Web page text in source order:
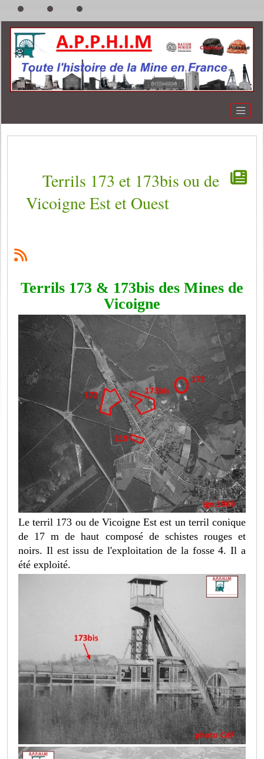
Terrils 173 et 173bis ou de
Vicoigne Est et Ouest
Terrils 173 & 173bis des Mines de
Vicoigne
Le terril 173 ou de Vicoigne Est est un terril conique
de 17 m de haut composé de schistes rouges et
noirs. Il est issu de l'exploitation de la fosse 4. Il a
été exploité.